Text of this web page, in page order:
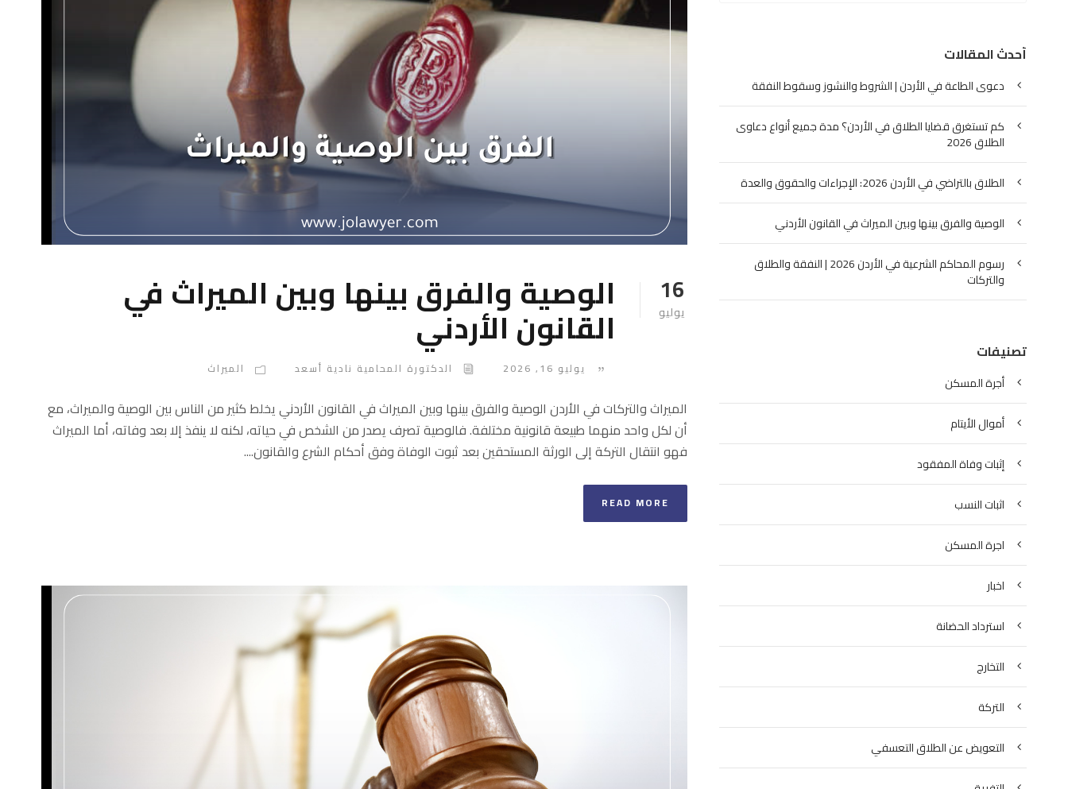
16
يوليو الوصية والفرق بينها وبين الميراث في
القانون الأردني
يوليو 16, 2026 الدكتورة المحامية نادية أسعد الميراث
الميراث والتركات في الأردن الوصية والفرق بينها وبين الميراث في القانون الأردني يخلط كثير من الناس بين الوصية والميراث، مع
أن لكل واحد منهما طبيعة قانونية مختلفة. فالوصية تصرف يصدر من الشخص في حياته، لكنه لا ينفذ إلا بعد وفاته، أما الميراث
فهو انتقال التركة إلى الورثة المستحقين بعد ثبوت الوفاة وفق أحكام الشرع والقانون....
READ MORE
أحدث المقالات
دعوى الطاعة في الأردن | الشروط والنشوز وسقوط النفقة
كم تستغرق قضايا الطلاق في الأردن؟ مدة جميع أنواع دعاوى
الطلاق 2026
الطلاق بالتراضي في الأردن 2026: الإجراءات والحقوق والعدة
الوصية والفرق بينها وبين الميراث في القانون الأردني
رسوم المحاكم الشرعية في الأردن 2026 | النفقة والطلاق
والتركات
تصنيفات
أجرة المسكن
أموال الأيتام
إثبات وفاة المفقود
اثبات النسب
اجرة المسكن
اخبار
استرداد الحضانة
التخارج
التركة
التعويض عن الطلاق التعسفي